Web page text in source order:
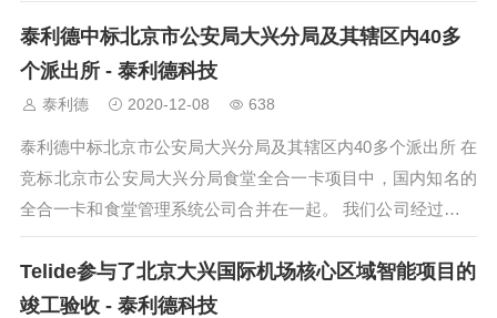
泰利德中标北京市公安局大兴分局及其辖区内40多
个派出所 - 泰利德科技
泰利德 2020-12-08 638
泰利德中标北京市公安局大兴分局及其辖区内40多个派出所 在
竞标北京市公安局大兴分局食堂全合一卡项目中，国内知名的
全合一卡和食堂管理系统公司合并在一起。 我们公司经过严格
的招标程序，...
Telide参与了北京大兴国际机场核心区域智能项目的
竣工验收 - 泰利德科技